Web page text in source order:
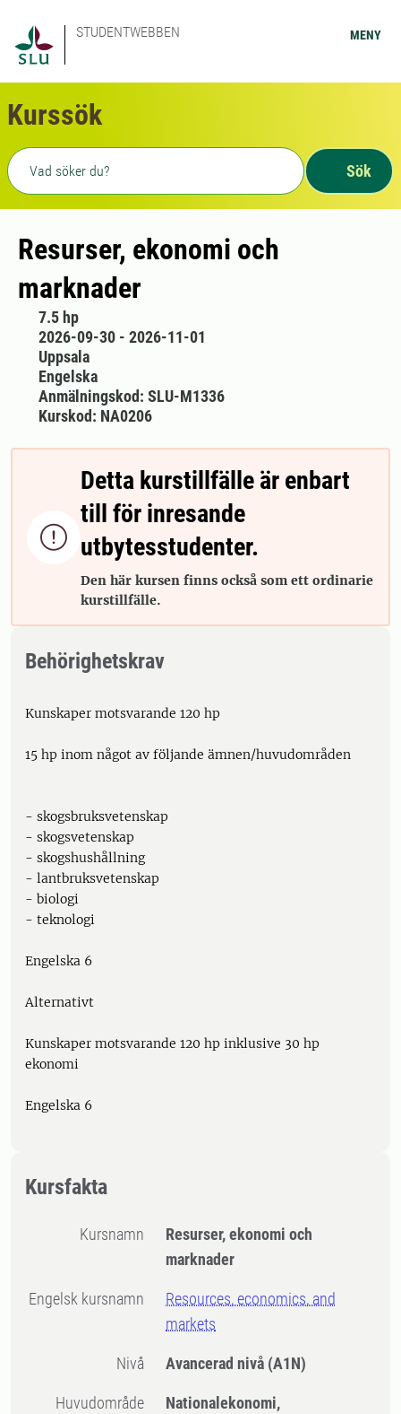
STUDENTWEBBEN MENY
Kurssök
Fritext sökning
Sök
Resurser, ekonomi och
marknader
7.5 hp
2026-09-30 - 2026-11-01
Uppsala
Engelska
Anmälningskod: SLU-M1336
Kurskod: NA0206

Detta kurstillfälle är enbart
till för inresande
utbytesstudenter.
Den här kursen finns också som ett ordinarie
kurstillfälle.
Behörighetskrav
Kunskaper motsvarande 120 hp
15 hp inom något av följande ämnen/huvudområden
- skogsbruksvetenskap
- skogsvetenskap
- skogshushållning
- lantbruksvetenskap
- biologi
- teknologi
Engelska 6
Alternativt
Kunskaper motsvarande 120 hp inklusive 30 hp
ekonomi
Engelska 6
Kursfakta
Kursnamn
Resurser, ekonomi och
marknader
Engelsk kursnamn
Resources, economics, and
markets
Nivå Avancerad nivå (A1N)
Huvudområde
Nationalekonomi,